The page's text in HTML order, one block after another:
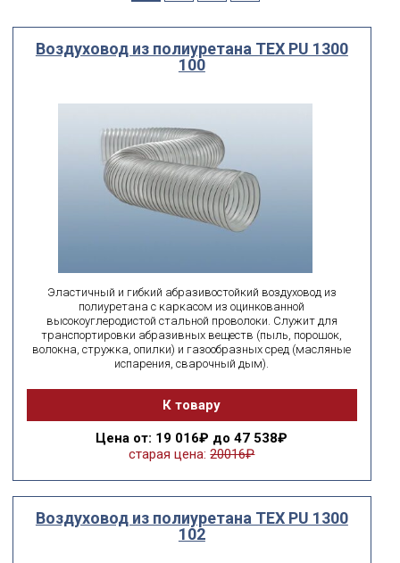
Диаметр
поиск по id
Сбросить фильтр подобрать
Воздуховод из полиуретана ТЕХ PU 1300
100
Эластичный и гибкий абразивостойкий воздуховод из
полиуретана с каркасом из оцинкованной
высокоуглеродистой стальной проволоки. Служит для
транспортировки абразивных веществ (пыль, порошок,
волокна, стружка, опилки) и газообразных сред (масляные
испарения, сварочный дым).
К товару
Цена от: 19 016₽ до 47 538₽
старая цена: 20016₽
Воздуховод из полиуретана ТЕХ PU 1300
102